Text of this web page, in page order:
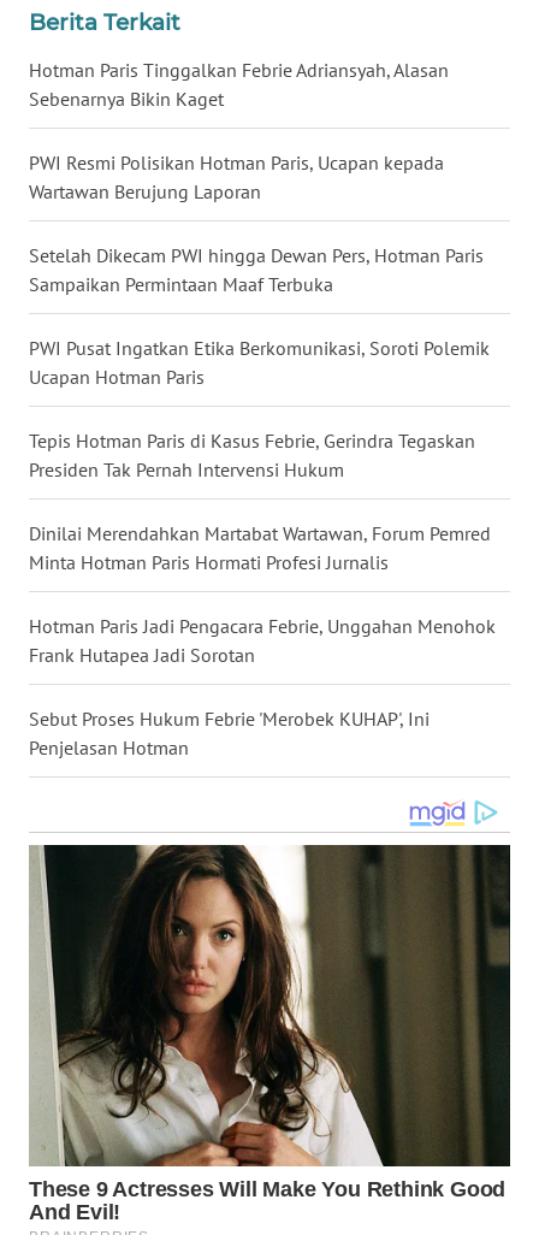
Berita Terkait
Hotman Paris Tinggalkan Febrie Adriansyah, Alasan
Sebenarnya Bikin Kaget
PWI Resmi Polisikan Hotman Paris, Ucapan kepada
Wartawan Berujung Laporan
Setelah Dikecam PWI hingga Dewan Pers, Hotman Paris
Sampaikan Permintaan Maaf Terbuka
PWI Pusat Ingatkan Etika Berkomunikasi, Soroti Polemik
Ucapan Hotman Paris
Tepis Hotman Paris di Kasus Febrie, Gerindra Tegaskan
Presiden Tak Pernah Intervensi Hukum
Dinilai Merendahkan Martabat Wartawan, Forum Pemred
Minta Hotman Paris Hormati Profesi Jurnalis
Hotman Paris Jadi Pengacara Febrie, Unggahan Menohok
Frank Hutapea Jadi Sorotan
Sebut Proses Hukum Febrie 'Merobek KUHAP', Ini
Penjelasan Hotman
WN
BABEL
WN
WN
WN
JATENG
WN
NUSANTARA
WN
JOGJA
WN
JATIM
WN
KALBAR
WN
KALTENG
WN
KALTARA
WN
KALSEL